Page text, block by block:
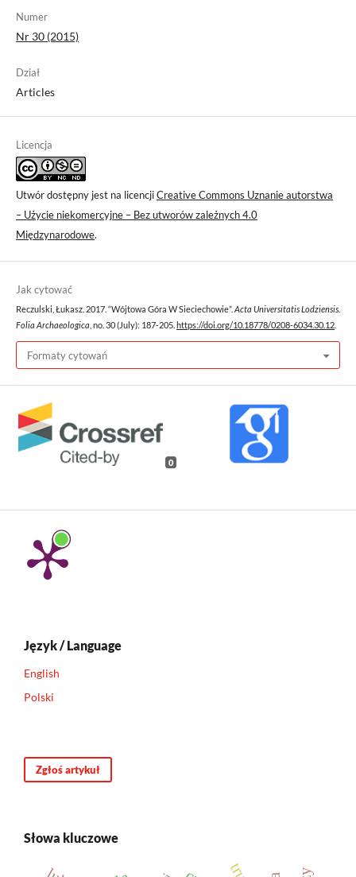
Numer
Nr 30 (2015)
Dział
Articles
Licencja
Utwór dostępny jest na licencjiCreative Commons Uznanie autorstwa
– Użycie niekomercyjne – Bez utworów zależnych 4.0
Międzynarodowe.
Jak cytować
Reczulski, Łukasz. 2017. “Wójtowa Góra W Sieciechowie”. Acta Universitatis Lodziensis.
Folia Archaeologica , no. 30 (July): 187-205. https://doi.org/10.18778/0208-6034.30.12
Formaty cytowań
0
Język / Language
English
Polski
Zgłoś artykuł
Słowa kluczowe